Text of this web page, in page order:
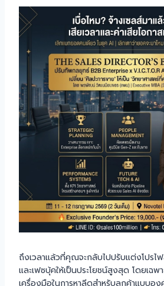
ถึงเวลาแล้วที่คุณจะกลับไปปรับแต่งโปรไ
และเฟซบุ้คให้เป็นประโยชน์สูงสุด โดยเฉ
เครื่องมือในการหาลีดสำหรับลูกค้าแบบอ